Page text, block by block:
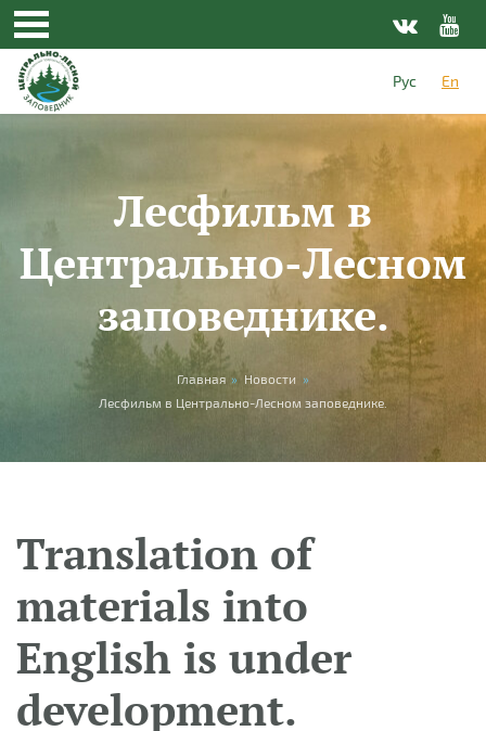
Skip to main content
Рус
En
Лесфильм в
Центрально-Лесном
заповеднике.
You are here
Главная » Новости »
Лесфильм в Центрально-Лесном заповеднике.
Translation of
materials into
English is under
development.